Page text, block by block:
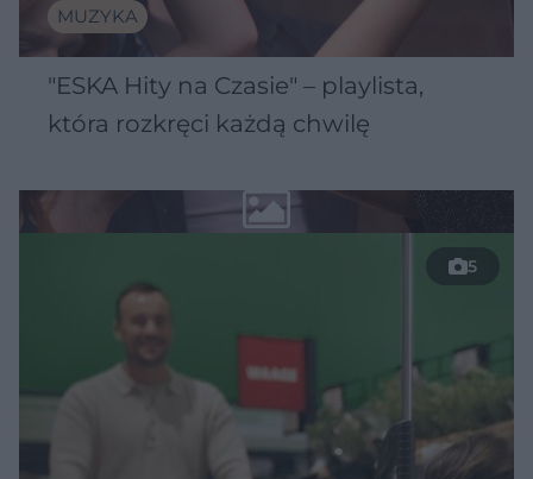
MUZYKA
"ESKA Hity na Czasie" – playlista,
która rozkręci każdą chwilę
5